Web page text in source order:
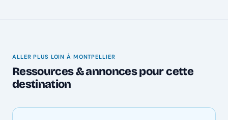
ALLER PLUS LOIN À MONTPELLIER
Ressources & annonces pour cette
destination